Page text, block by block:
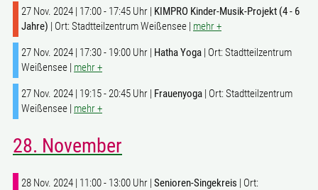
27 Nov. 2024 | 17:00 - 17:45 Uhr | KIMPRO Kinder-Musik-Projekt (4 - 6
Jahre) | Ort: Stadtteilzentrum Weißensee | mehr +
27 Nov. 2024 | 17:30 - 19:00 Uhr | Hatha Yoga | Ort: Stadtteilzentrum
Weißensee | mehr +
27 Nov. 2024 | 19:15 - 20:45 Uhr | Frauenyoga | Ort: Stadtteilzentrum
Weißensee | mehr +
28. November
28 Nov. 2024 | 11:00 - 13:00 Uhr | Senioren-Singekreis | Ort: